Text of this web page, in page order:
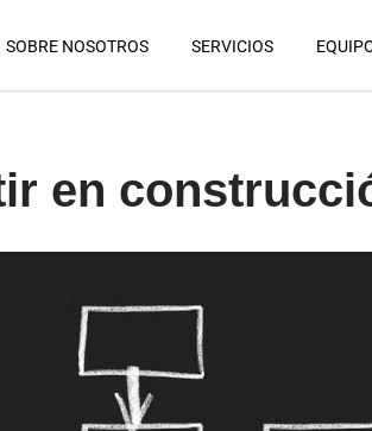
SOBRE NOSOTROS SERVICIOS
en